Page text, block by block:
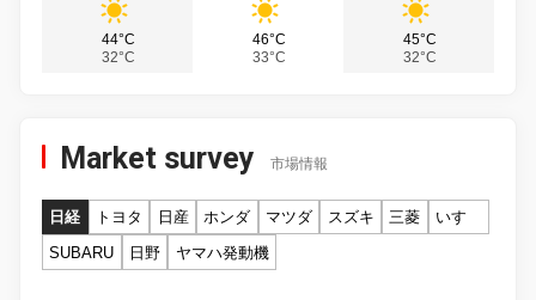
44°C
32°C
46°C
33°C
45°C
32°C
Market survey 市場情報
日経 トヨタ 日産 ホンダ マツダ スズキ 三菱
いすゞ
SUBARU
日野 ヤマハ発動機